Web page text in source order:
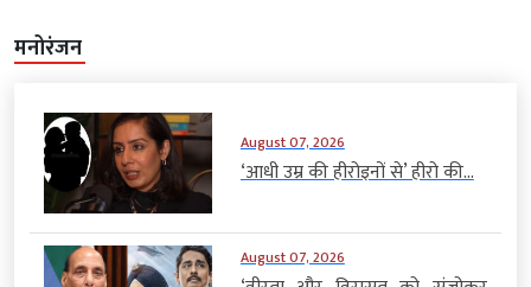
मनोरंजन
August 07, 2026
‘आधी उम्र की हीरोइनों से’ हीरो की...
August 07, 2026